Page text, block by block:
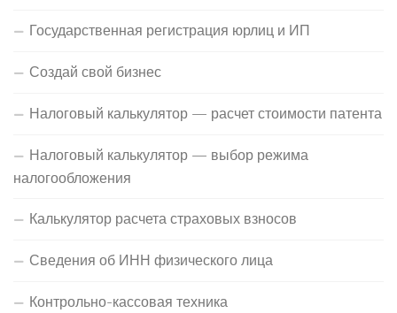
Государственная регистрация юрлиц и ИП
Создай свой бизнес
Налоговый калькулятор — расчет стоимости патента
Налоговый калькулятор — выбор режима
налогообложения
Калькулятор расчета страховых взносов
Сведения об ИНН физического лица
Контрольно-кассовая техника